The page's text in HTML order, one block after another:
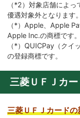
（*2）対象店舗によ
優遇対象外となります。
（*）Apple、Apple
Apple Inc.の商標です。
（*）QUICPay（クイ
の登録商標です。
三菱ＵＦＪカ
三菱ＵＦＪカード